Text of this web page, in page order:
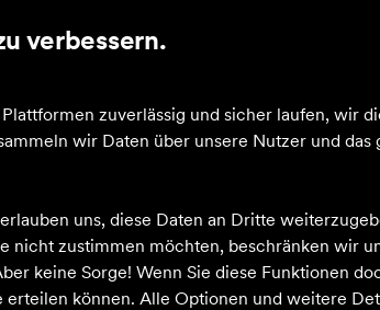
verbessern.
zuverlässig und sicher laufen, wir
wir Daten über unsere Nutzer und das
uns, diese Daten an Dritte
nicht zustimmen möchten, beschränken wir
keine Sorge! Wenn Sie diese Funktionen
können. Alle Optionen und weitere